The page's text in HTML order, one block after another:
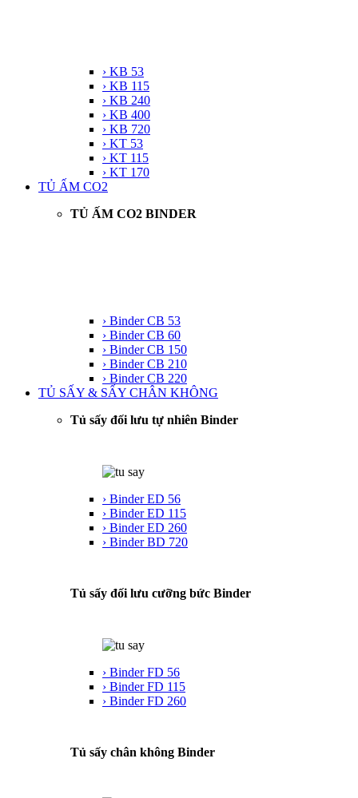
› KB 53
› KB 115
› KB 240
› KB 400
› KB 720
› KT 53
› KT 115
› KT 170
TỦ ẤM CO2
TỦ ẤM CO2 BINDER
› Binder CB 53
› Binder CB 60
› Binder CB 150
› Binder CB 210
› Binder CB 220
TỦ SẤY & SẤY CHÂN KHÔNG
Tủ sấy đối lưu tự nhiên Binder
› Binder ED 56
› Binder ED 115
› Binder ED 260
› Binder BD 720
Tủ sấy đối lưu cưỡng bức Binder
› Binder FD 56
› Binder FD 115
› Binder FD 260
Tủ sấy chân không Binder